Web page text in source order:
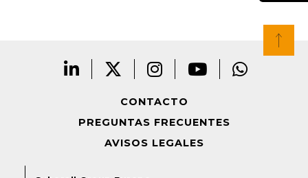
CONTACTO
PREGUNTAS FRECUENTES
AVISOS LEGALES